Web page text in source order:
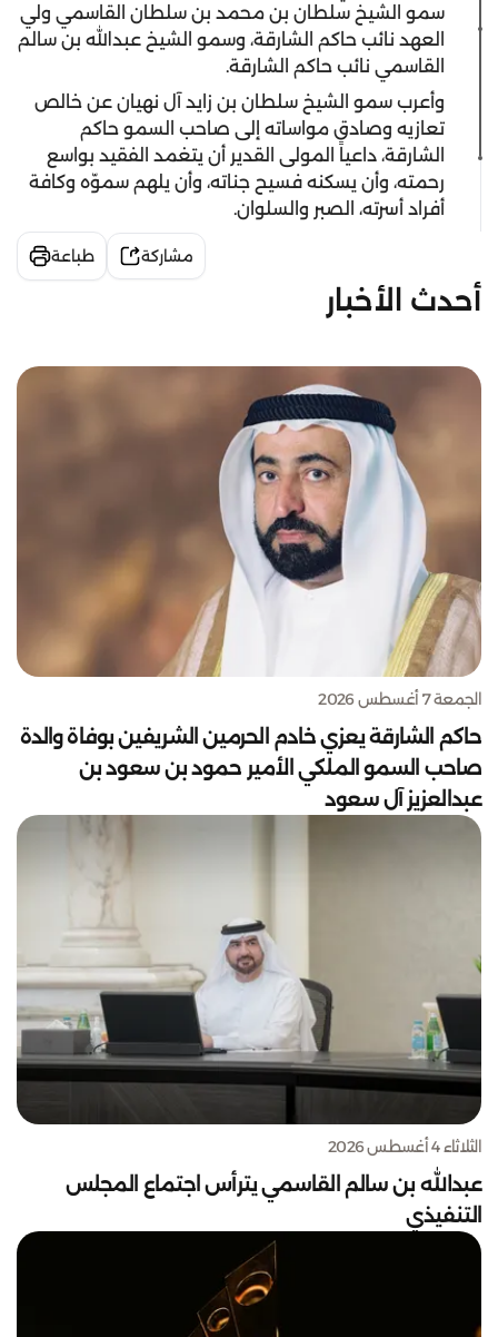
سمو الشيخ سلطان بن محمد بن سلطان القاسمي ولي
العهد نائب حاكم الشارقة، وسمو الشيخ عبدالله بن سالم
القاسمي نائب حاكم الشارقة.
وأعرب سمو الشيخ سلطان بن زايد آل نهيان عن خالص
تعازيه وصادق مواساته إلى صاحب السمو حاكم
الشارقة، داعياً المولى القدير أن يتغمد الفقيد بواسع
رحمته، وأن يسكنه فسيح جناته، وأن يلهم سموّه وكافة
أفراد أسرته، الصبر والسلوان.
مشاركة طباعة
أحدث الأخبار
الجمعة 7 أغسطس 2026
حاكم الشارقة يعزي خادم الحرمين الشريفين بوفاة والدة
صاحب السمو الملكي الأمير حمود بن سعود بن
عبدالعزيز آل سعود
الثلاثاء 4 أغسطس 2026
عبدالله بن سالم القاسمي يترأس اجتماع المجلس
التنفيذي